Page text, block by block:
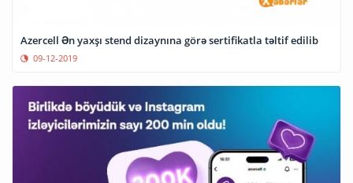
Azercell Ən yaxşı stend dizaynına görə sertifikatla təltif edilib
09-12-2019